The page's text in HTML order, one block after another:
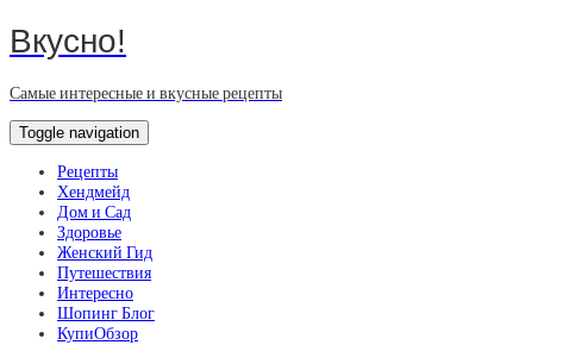
Вкусно!
Самые интересные и вкусные рецепты
Toggle navigation
Рецепты
Хендмейд
Дом и Сад
Здоровье
Женский Гид
Путешествия
Интересно
Шопинг Блог
КупиОбзор